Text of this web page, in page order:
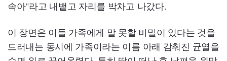
속아"라고 내뱉고 자리를 박차고 나갔다.
이 장면은 이들 가족에게 말 못할 비밀이 있다는 것을
드러내는 동시에 가족이라는 이름 아래 감춰진 균열을